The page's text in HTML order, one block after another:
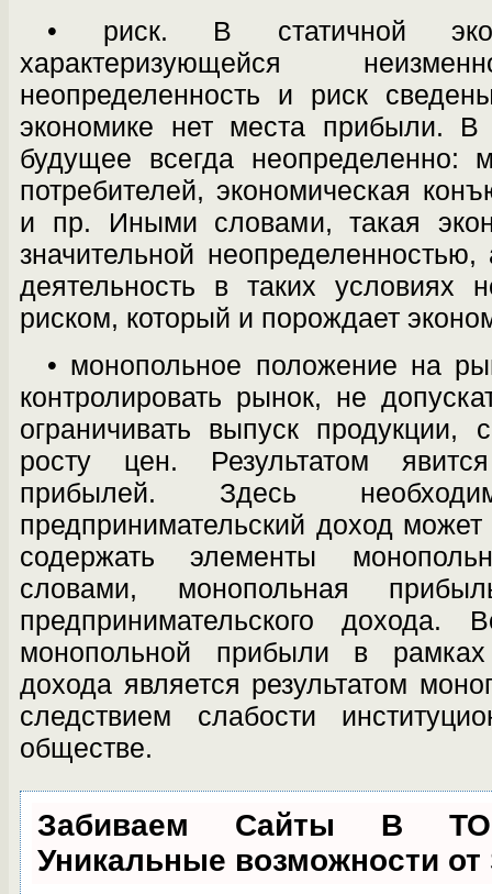
• риск. В статичной
характеризую­щейся
неопределенность и риск
экономике нет места прибыли. В
будущее всегда неоп­ределенно:
потребителей, эконо­мическая
и пр. Иными слова­ми, такая
значительной
деятельность в таких условиях
риском, который и порождает
• монопольное положение на
кон­тролировать рынок, не
ог­раничивать выпуск продукции,
рос­ту цен. Результатом
прибылей. Здесь
предпринимательский доход
содержать элементы
словами, монопольная
предпринимательского дохода.
монопольной прибыли в рамках
дохода является результатом
следствием слабости
обществе.
Забиваем Сайты В
Уникальные возможности от